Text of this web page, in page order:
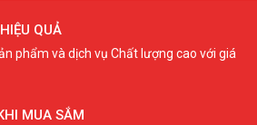
QUẢ
phẩm và dịch vụ Chất lượng cao với giá
MUA SẮM